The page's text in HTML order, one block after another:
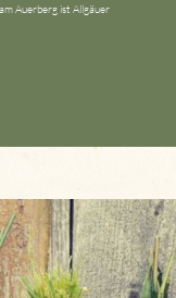
Auerberg ist Allgäuer